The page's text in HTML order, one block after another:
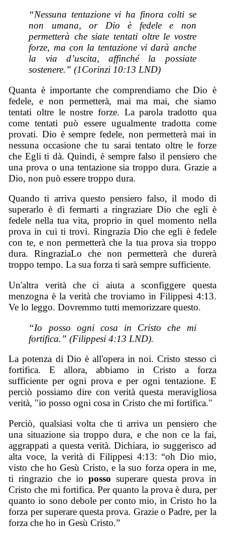
“Nessuna tentazione vi ha finora colti se
non umana, or Dio è fedele e non
permetterà che siate tentati oltre le vostre
forze, ma con la tentazione vi darà anche
la via d’uscita, affinché la possiate
sostenere.” (1Corinzi 10:13 LND)
Quanta è importante che comprendiamo che Dio è
fedele, e non permetterà, mai ma mai, che siamo
tentati oltre le nostre forze. La parola tradotto qua
come tentati può essere ugualmente tradotta come
provati. Dio è sempre fedele, non permetterà mai in
nessuna occasione che tu sarai tentato oltre le forze
che Egli ti dà. Quindi, è sempre falso il pensiero che
una prova o una tentazione sia troppo dura. Grazie a
Dio, non può essere troppo dura.
Quando ti arriva questo pensiero falso, il modo di
superarlo è di fermarti a ringraziare Dio che egli è
fedele nella tua vita, proprio in quel momento nella
prova in cui ti trovi. Ringrazia Dio che egli è fedele
con te, e non permetterà che la tua prova sia troppo
dura. RingraziaLo che non permetterà che durerà
troppo tempo. La sua forza ti sarà sempre sufficiente.
Un'altra verità che ci aiuta a sconfiggere questa
menzogna è la verità che troviamo in Filippesi 4:13.
Ve lo leggo. Dovremmo tutti memorizzare questo.
“Io posso ogni cosa in Cristo che mi
fortifica.” (Filippesi 4:13 LND).
La potenza di Dio è all'opera in noi. Cristo stesso ci
fortifica. E allora, abbiamo in Cristo a forza
sufficiente per ogni prova e per ogni tentazione. E
perciò possiamo dire con verità questa meravigliosa
verità, "io posso ogni cosa in Cristo che mi fortifica."
Perciò, qualsiasi volta che ti arriva un pensiero che
una situazione sia troppo dura, e che non ce la fai,
aggrappati a questa verità. Dichiara, io suggerisco ad
alta voce, la verità di Filippesi 4:13: “oh Dio mio,
visto che ho Gesù Cristo, e la suo forza opera in me,
ti ringrazio che io posso superare questa prova in
Cristo che mi fortifica. Per quanto la prova è dura, per
quanto io sono debole per conto mio, in Cristo ho la
forza per superare questa prova. Grazie o Padre, per la
forza che ho in Gesù Cristo.”